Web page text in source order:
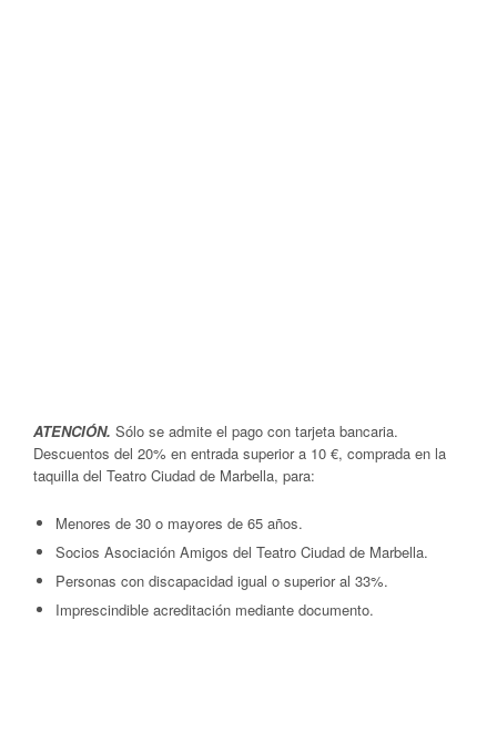
ATENCIÓN. Sólo se admite el pago con tarjeta bancaria.
Descuentos del 20% en entrada superior a 10 €, comprada en la
taquilla del Teatro Ciudad de Marbella, para:
Menores de 30 o mayores de 65 años.
Socios Asociación Amigos del Teatro Ciudad de Marbella.
Personas con discapacidad igual o superior al 33%.
Imprescindible acreditación mediante documento.